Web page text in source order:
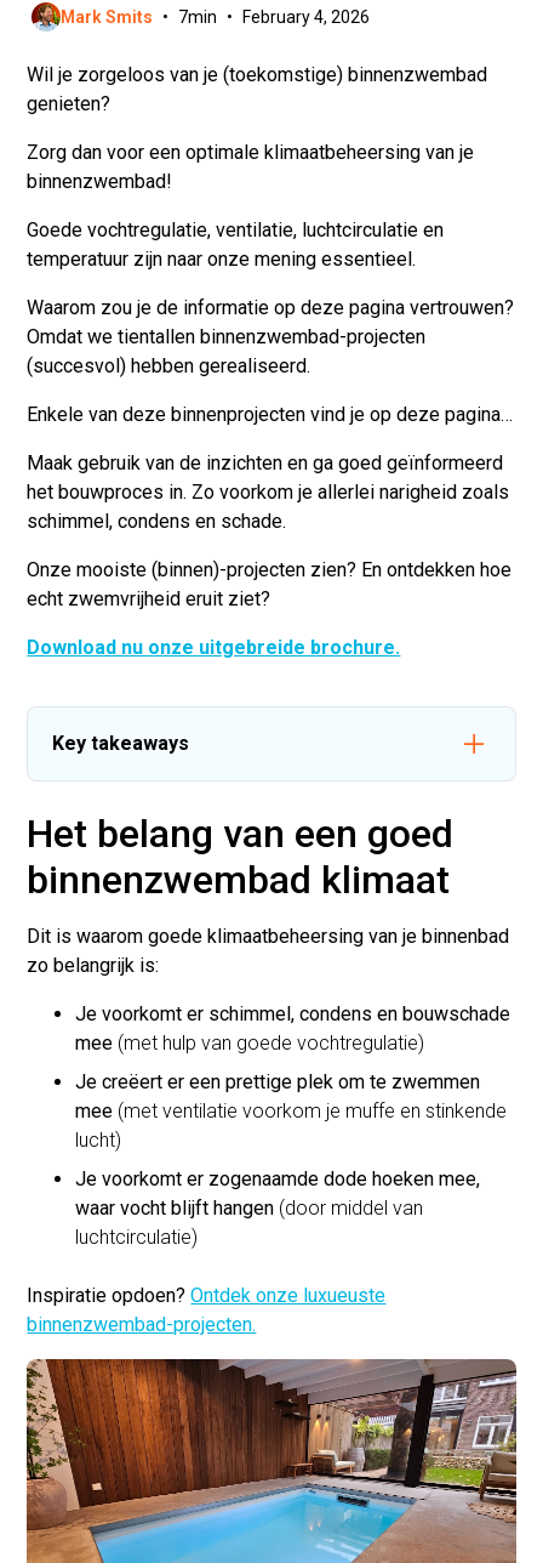
Mark Smits • 7min • February 4, 2026
Wil je zorgeloos van je (toekomstige) binnenzwembad
genieten?
Zorg dan voor een optimale klimaatbeheersing van je
binnenzwembad!
Goede vochtregulatie, ventilatie, luchtcirculatie en
temperatuur zijn naar onze mening essentieel.
Waarom zou je de informatie op deze pagina vertrouwen?
Omdat we tientallen binnenzwembad-projecten
(succesvol) hebben gerealiseerd.
Enkele van deze binnenprojecten vind je op deze pagina…
Maak gebruik van de inzichten en ga goed geïnformeerd
het bouwproces in. Zo voorkom je allerlei narigheid zoals
schimmel, condens en schade.
Onze mooiste (binnen)-projecten zien? En ontdekken hoe
echt zwemvrijheid eruit ziet?
Download nu onze uitgebreide brochure.
Key takeaways
binnenzwembad-ruimte, in kaart.
- Bouw klein en slim, zodat het binnenklimaat
eenvoudiger (en goedkoper) te regelen is.
- Goede klimaatbeheersing is noodzakelijk voor
binnenzwembaden.
Het belang van een goed
binnenzwembad klimaat
Dit is waarom goede klimaatbeheersing van je binnenbad
zo belangrijk is:
Je voorkomt er schimmel, condens en bouwschade
mee (met hulp van goede vochtregulatie)
Je creëert er een prettige plek om te zwemmen
mee (met ventilatie voorkom je muffe en stinkende
lucht)
Je voorkomt er zogenaamde dode hoeken mee,
waar vocht blijft hangen (door middel van
luchtcirculatie)
Inspiratie opdoen?Ontdek onze luxueuste
binnenzwembad-projecten.